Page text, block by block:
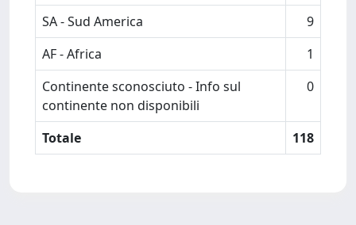
SA - Sud America
9
AF - Africa
1
Continente sconosciuto - Info sul
continente non disponibili
0
Totale 118